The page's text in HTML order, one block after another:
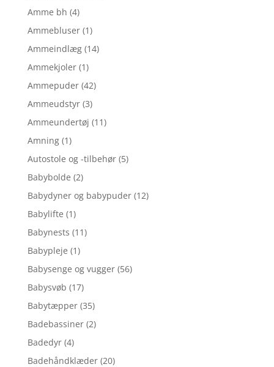
Amme bh (4)
Ammebluser (1)
Ammeindlæg (14)
Ammekjoler (1)
Ammepuder (42)
Ammeudstyr (3)
Ammeundertøj (11)
Amning (1)
Autostole og -tilbehør (5)
Babybolde (2)
Babydyner og babypuder (12)
Babylifte (1)
Babynests (11)
Babypleje (1)
Babysenge og vugger (56)
Babysvøb (17)
Babytæpper (35)
Badebassiner (2)
Badedyr (4)
Badehåndklæder (20)